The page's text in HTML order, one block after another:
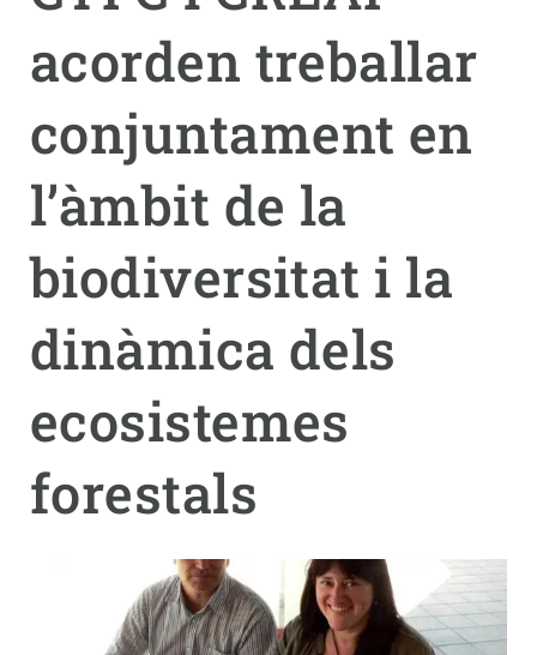
acorden treballar
conjuntament en
l’àmbit de la
biodiversitat i la
dinàmica dels
ecosistemes
forestals
UNEIX-TE A NOSALTRES
PARTICIPA
NOTÍCIES I AGENDA